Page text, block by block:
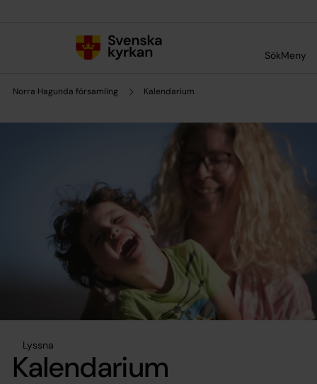
SökMeny
Norra Hagunda församling Kalendarium
Lyssna
Kalendarium